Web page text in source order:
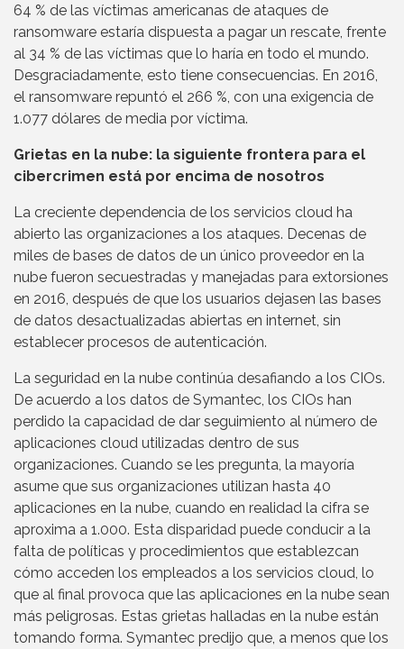
64 % de las víctimas americanas de ataques de
ransomware estaría dispuesta a pagar un rescate, frente
al 34 % de las víctimas que lo haría en todo el mundo.
Desgraciadamente, esto tiene consecuencias. En 2016,
el ransomware repuntó el 266 %, con una exigencia de
1.077 dólares de media por víctima.
Grietas en la nube: la siguiente frontera para el
cibercrimen está por encima de nosotros
La creciente dependencia de los servicios cloud ha
abierto las organizaciones a los ataques. Decenas de
miles de bases de datos de un único proveedor en la
nube fueron secuestradas y manejadas para extorsiones
en 2016, después de que los usuarios dejasen las bases
de datos desactualizadas abiertas en internet, sin
establecer procesos de autenticación.
La seguridad en la nube continúa desafiando a los CIOs.
De acuerdo a los datos de Symantec, los CIOs han
perdido la capacidad de dar seguimiento al número de
aplicaciones cloud utilizadas dentro de sus
organizaciones. Cuando se les pregunta, la mayoría
asume que sus organizaciones utilizan hasta 40
aplicaciones en la nube, cuando en realidad la cifra se
aproxima a 1.000. Esta disparidad puede conducir a la
falta de políticas y procedimientos que establezcan
cómo acceden los empleados a los servicios cloud, lo
que al final provoca que las aplicaciones en la nube sean
más peligrosas. Estas grietas halladas en la nube están
tomando forma. Symantec predijo que, a menos que los